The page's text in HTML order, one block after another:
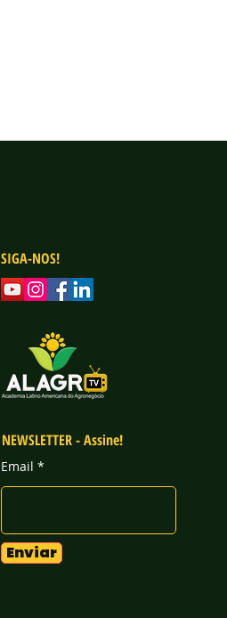
SIGA-NOS!
NEWSLETTER - Assine!
Email
Enviar